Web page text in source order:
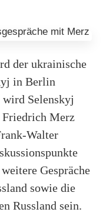
der ukrainische
in Berlin
Selenskyj
Friedrich Merz
Walter
Gespräche
sowie die
Russland sein.